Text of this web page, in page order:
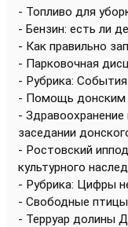
- Топливо для
- Бензин: есть ли
- Как правильно
- Парковочная
- Рубрика:
- Помощь донским
-
заседании
- Ростовский
культурного
- Рубрика: Цифры
- Свободные птицы
- Терруар долины